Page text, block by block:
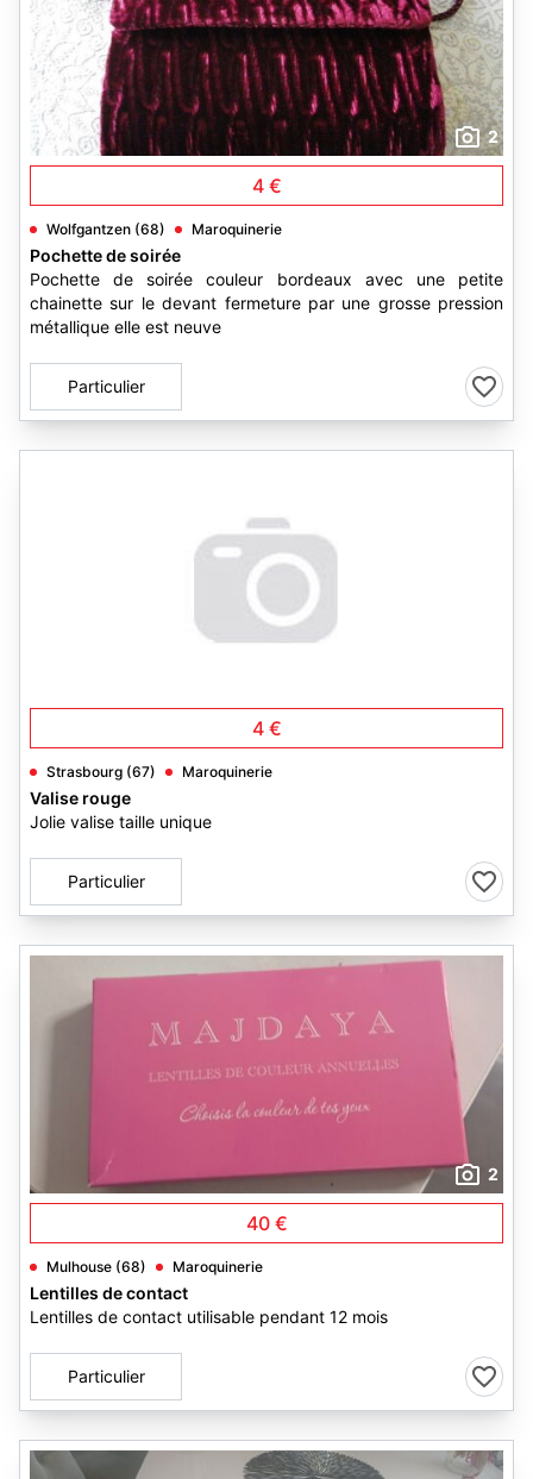
2
4 €
Wolfgantzen (68) Maroquinerie
Pochette de soirée
Pochette de soirée couleur bordeaux avec une petite
chainette sur le devant fermeture par une grosse pression
métallique elle est neuve
Particulier
4 €
Strasbourg (67) Maroquinerie
Valise rouge
Jolie valise taille unique
Particulier
2
40 €
Mulhouse (68) Maroquinerie
Lentilles de contact
Lentilles de contact utilisable pendant 12 mois
Particulier